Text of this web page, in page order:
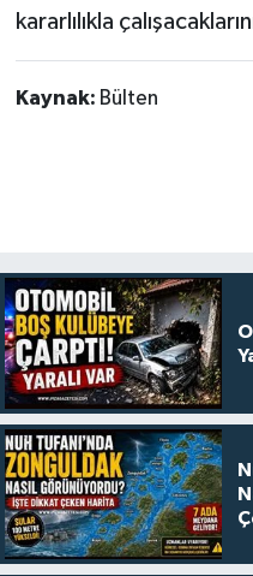
kararlılıkla
Kaynak: Bülten